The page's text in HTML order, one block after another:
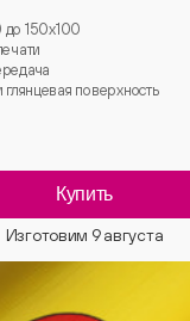
150х100
поверхность
Купить